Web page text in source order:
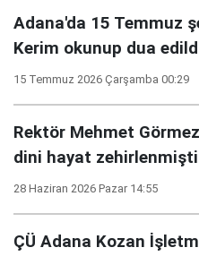
Adana'da 15 Temmuz
Kerim okunup dua
15 Temmuz 2026 Çarşamba 00:29
Rektör Mehmet
dini hayat
28 Haziran 2026 Pazar 14:55
ÇÜ Adana Kozan